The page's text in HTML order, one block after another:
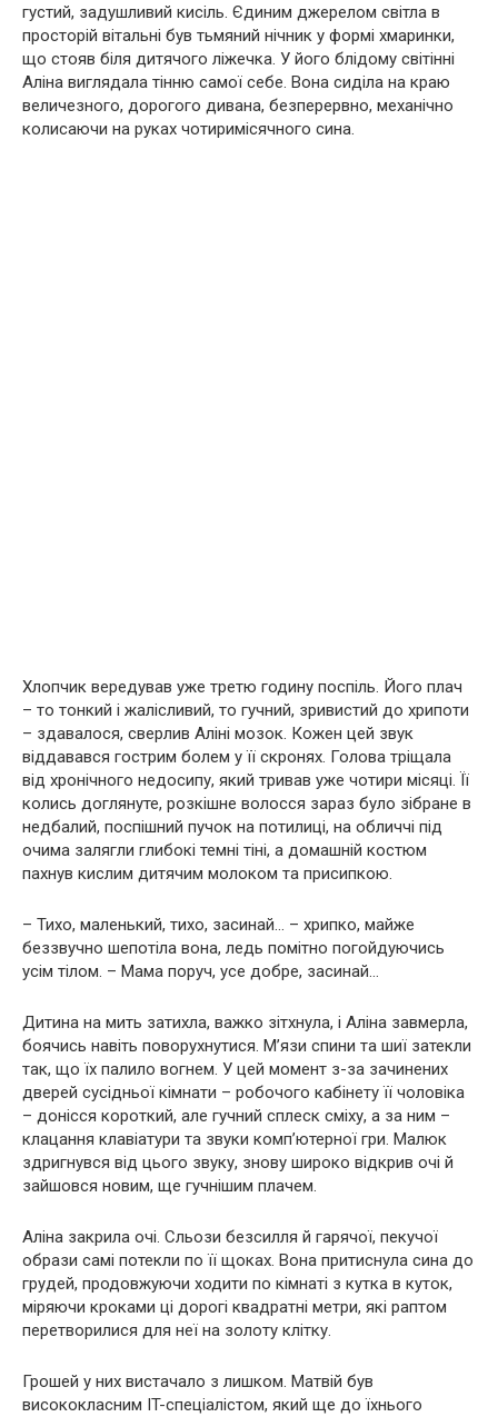
густий, задушливий кисіль. Єдиним джерелом світла в
просторій вітальні був тьмяний нічник у формі хмаринки,
що стояв біля дитячого ліжечка. У його блідому світінні
Аліна виглядала тінню самої себе. Вона сиділа на краю
величезного, дорогого дивана, безперервно, механічно
колисаючи на руках чотиримісячного сина.
Хлопчик вередував уже третю годину поспіль. Його плач
– то тонкий і жалісливий, то гучний, зривистий до хрипоти
– здавалося, сверлив Аліні мозок. Кожен цей звук
віддавався гострим болем у її скронях. Голова тріщала
від хронічного недосипу, який тривав уже чотири місяці. Її
колись доглянуте, розкішне волосся зараз було зібране в
недбалий, поспішний пучок на потилиці, на обличчі під
очима залягли глибокі темні тіні, а домашній костюм
пахнув кислим дитячим молоком та присипкою.
– Тихо, маленький, тихо, засинай… – хрипко, майже
беззвучно шепотіла вона, ледь помітно погойдуючись
усім тілом. – Мама поруч, усе добре, засинай…
Дитина на мить затихла, важко зітхнула, і Аліна завмерла,
боячись навіть поворухнутися. М’язи спини та шиї затекли
так, що їх палило вогнем. У цей момент з-за зачинених
дверей сусідньої кімнати – робочого кабінету її чоловіка
– донісся короткий, але гучний сплеск сміху, а за ним –
клацання клавіатури та звуки комп’ютерної гри. Малюк
здригнувся від цього звуку, знову широко відкрив очі й
зайшовся новим, ще гучнішим плачем.
Аліна закрила очі. Сльози безсилля й гарячої, пекучої
образи самі потекли по її щоках. Вона притиснула сина до
грудей, продовжуючи ходити по кімнаті з кутка в куток,
міряючи кроками ці дорогі квадратні метри, які раптом
перетворилися для неї на золоту клітку.
Грошей у них вистачало з лишком. Матвій був
висококласним IT-спеціалістом, який ще до їхнього